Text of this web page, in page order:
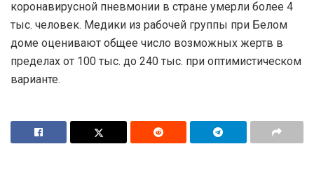
коронавирусной пневмонии в стране умерли более 4
тыс. человек. Медики из рабочей группы при Белом
доме оценивают общее число возможных жертв в
пределах от 100 тыс. до 240 тыс. при оптимистическом
варианте.